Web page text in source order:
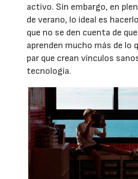
activo. Sin embargo, en
de verano, lo ideal es
que no se den cuenta de
aprenden mucho más de lo
par que crean vínculos
tecnología.